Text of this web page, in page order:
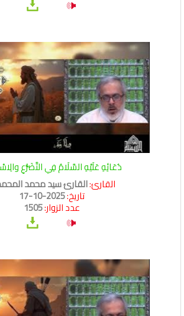
دُعَائِهِ عَلَيْهِ السَّلَامُ فِي التَّضَرُّعِ
القارئ:القارئ سيد محمد
تاريخ:2025-10-17
عدد الزوار:1505